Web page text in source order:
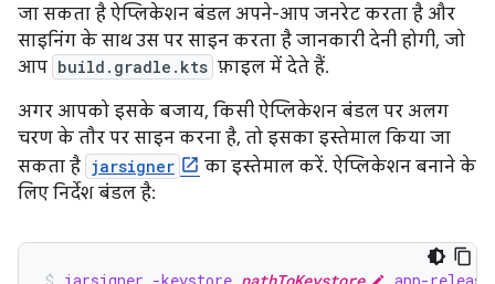
जा सकता है ऐप्लिकेशन बंडल अपने-आप जनरेट करता है और
साइनिंग के साथ उस पर साइन करता है जानकारी देनी होगी, जो
आप build.gradle.kts फ़ाइल में देते हैं.
अगर आपको इसके बजाय, किसी ऐप्लिकेशन बंडल पर अलग
चरण के तौर पर साइन करना है, तो इसका इस्तेमाल किया जा
सकता है jarsigner
का इस्तेमाल करें. ऐप्लिकेशन बनाने के
लिए निर्देश बंडल है: